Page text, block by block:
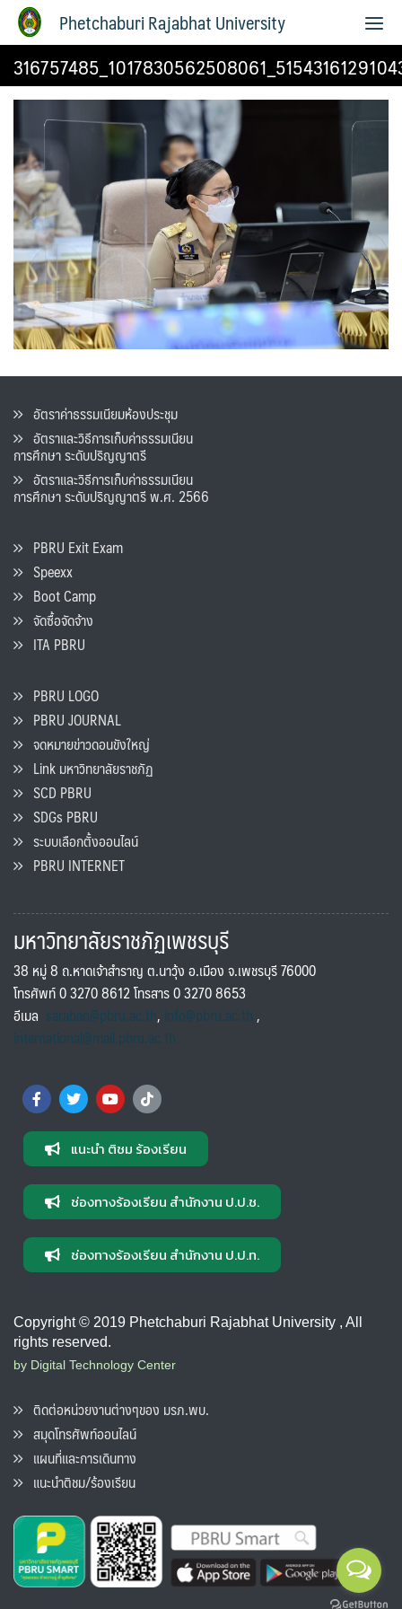
Phetchaburi Rajabhat University
อัตราค่าธรรมเนียมห้องประชุม
อัตราและวิธีการเก็บค่าธรรมเนียน
การศึกษา ระดับปริญญาตรี
อัตราและวิธีการเก็บค่าธรรมเนียน
การศึกษา ระดับปริญญาตรี พ.ศ. 2566
PBRU Exit Exam
Speexx
Boot Camp
จัดซื้อจัดจ้าง
ITA PBRU
PBRU LOGO
PBRU JOURNAL
จดหมายข่าวดอนขังใหญ่
Link มหาวิทยาลัยราชภัฏ
SCD PBRU
SDGs PBRU
ระบบเลือกตั้งออนไลน์
PBRU INTERNET
มหาวิทยาลัยราชภัฏเพชรบุรี
38 หมู่ 8 ถ.หาดเจ้าสำราญ ต.นาวุ้ง อ.เมือง จ.เพชรบุรี 76000
โทรศัพท์ 0 3270 8612 โทรสาร 0 3270 8653
อีเมล saraban@pbru.ac.th, info@pbru.ac.th,
international@mail.pbru.ac.th
แนะนำ ติชม ร้องเรียน
ช่องทางร้องเรียน สำนักงาน ป.ป.ช.
ช่องทางร้องเรียน สำนักงาน ป.ป.ท.
Copyright © 2019 Phetchaburi Rajabhat University , All
rights reserved.
by Digital Technology Center
ติดต่อหน่วยงานต่างๆของ มรภ.พบ.
สมุดโทรศัพท์ออนไลน์
แผนที่และการเดินทาง
แนะนำติชม/ร้องเรียน